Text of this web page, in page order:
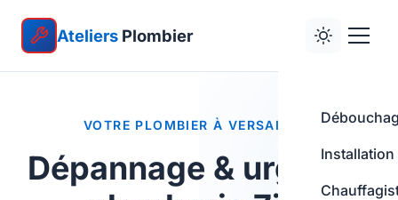
Ateliers Plombier
Installation
VOTRE PLOMBIER À VERSAILLES
Dépannage & urgence